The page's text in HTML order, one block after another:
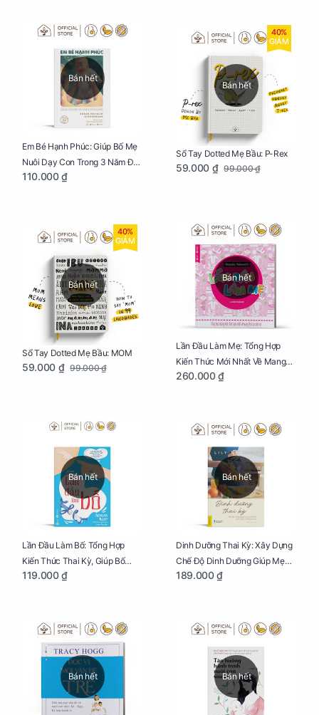
Bán hết
Em Bé Hạnh Phúc: Giúp Bố Mẹ
Nuôi Dạy Con Trong 3 Năm Đầu
Đời
110.000 ₫
Bán hết
40%
GIẢM
Sổ Tay Dotted Mẹ Bầu: P-Rex
59.000 ₫ 99.000 ₫
Bán hết
40%
GIẢM
Sổ Tay Dotted Mẹ Bầu: MOM
59.000 ₫ 99.000 ₫
Bán hết
Lần Đầu Làm Mẹ: Tổng Hợp
Kiến Thức Mới Nhất Về Mang
Thai Và Sinh Nở Cho Mẹ Bầu
260.000 ₫
Bán hết
Lần Đầu Làm Bố: Tổng Hợp
Kiến Thức Thai Kỳ, Giúp Bố
Thấu Hiểu Hơn Về Mẹ Bầu Và
119.000 ₫
Bán hết
Dinh Dưỡng Thai Kỳ: Xây Dựng
Chế Độ Dinh Dưỡng Giúp Mẹ
Khỏe, Con Yêu Phát Triển Toàn
189.000 ₫
Bán hết Bán hết